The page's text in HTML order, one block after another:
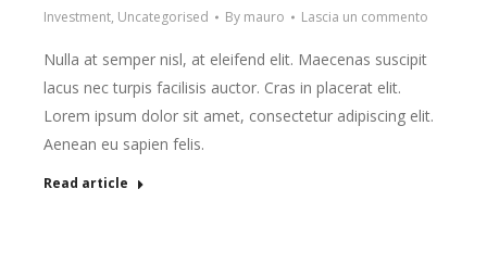
Investment, Uncategorised By mauro Lascia un commento
Nulla at semper nisl, at eleifend elit. Maecenas suscipit
lacus nec turpis facilisis auctor. Cras in placerat elit.
Lorem ipsum dolor sit amet, consectetur adipiscing elit.
Aenean eu sapien felis.
Read article